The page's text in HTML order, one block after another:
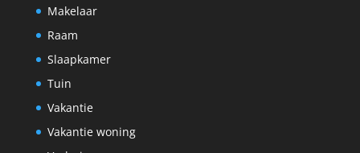
Makelaar
Raam
Slaapkamer
Tuin
Vakantie
Vakantie woning